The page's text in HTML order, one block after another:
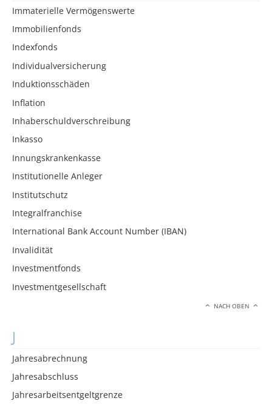
Immaterielle Vermögenswerte
Immobilienfonds
Indexfonds
Individualversicherung
Induktionsschäden
Inflation
Inhaberschuldverschreibung
Inkasso
Innungskrankenkasse
Institutionelle Anleger
Institutschutz
Integralfranchise
International Bank Account Number (IBAN)
Invalidität
Investmentfonds
Investmentgesellschaft
NACH OBEN
J
Jahresabrechnung
Jahresabschluss
Jahresarbeitsentgeltgrenze